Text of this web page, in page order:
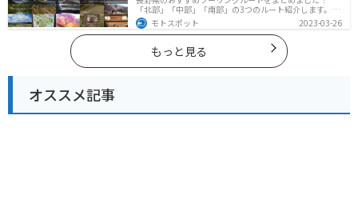
「北部」「中部」「南部」の3つのルート紹介します。諏
訪湖やビーナスラインのような全国でも有名なツーリン
グスポットが多数あります。バイクで長野県にツーリン
グに行く際は参考にしてください。
モトスポット 2023-03-26
もっと見る
オススメ記事